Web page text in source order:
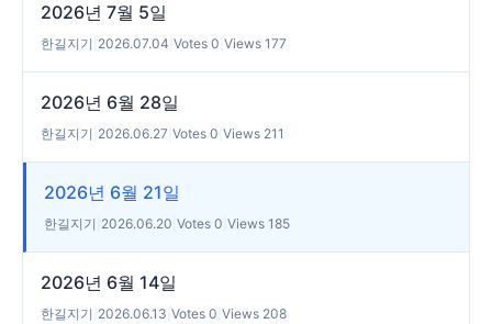
2026년 7월 5일
한길지기 2026.07.04 Votes 0 Views 177
2026년 6월 28일
한길지기 2026.06.27 Votes 0 Views 211
2026년 6월 21일
한길지기 2026.06.20 Votes 0 Views 185
2026년 6월 14일
한길지기 2026.06.13 Votes 0 Views 208